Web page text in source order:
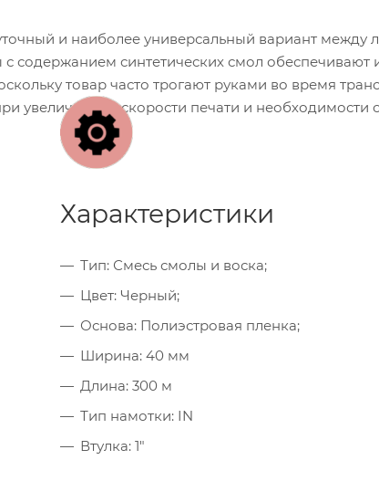
и наиболее универсальный вариант между
содержанием синтетических смол обеспечивают
товар часто трогают руками во время
увеличенной скорости печати и необходимости
Характеристики
Тип: Смесь смолы и воска;
Цвет: Черный;
Основа: Полиэстровая пленка;
Ширина: 40 мм
Длина: 300 м
Тип намотки: IN
Втулка: 1"